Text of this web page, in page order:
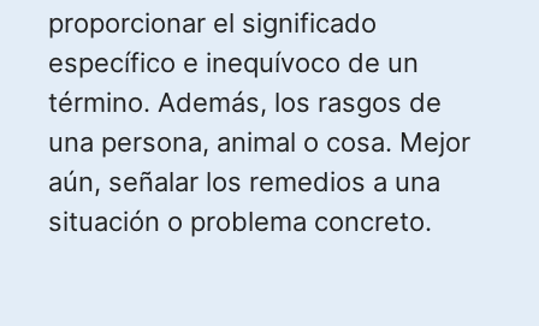
proporcionar el significado
específico e inequívoco de un
término. Además, los rasgos de
una persona, animal o cosa. Mejor
aún, señalar los remedios a una
situación o problema concreto.